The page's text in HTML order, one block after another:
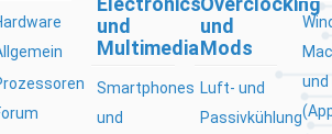
und
Multimedia
Smartphones
und
und
Mods
Luft- und
Passivkühlung
und